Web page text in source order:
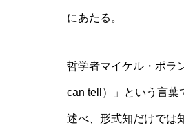
にあたる。
哲学者マイケル・ポラ
can tell）」という言葉
述べ、形式知だけでは